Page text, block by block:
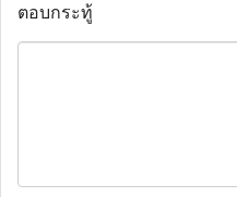
ตอบกระทู้